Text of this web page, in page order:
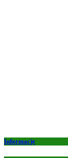
Informacje